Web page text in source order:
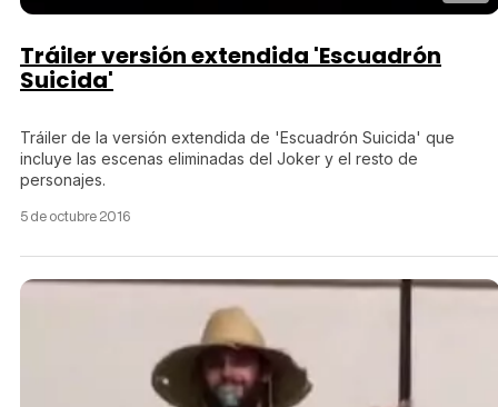
Tráiler versión extendida 'Escuadrón
Suicida'
Tráiler de la versión extendida de 'Escuadrón Suicida' que
incluye las escenas eliminadas del Joker y el resto de
personajes.
5 de octubre 2016